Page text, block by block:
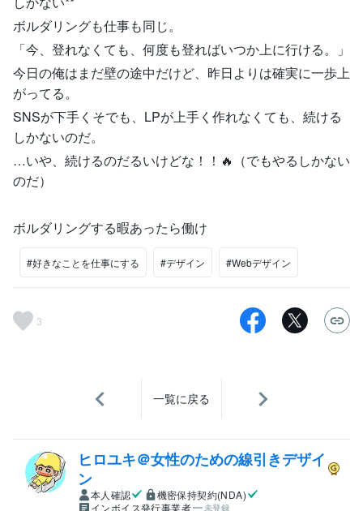
ボルダリングも仕事も同じ。
「今、登れなくても、何度も登ればいつか上に行ける。」
今日の俺はまだ壁の途中だけど、昨日よりは確実に一歩上
がってる。
SNSが下手くそでも、LPが上手く作れなくても、続ける
しかないのだ。
…いや、続けるのだるいけどな！！🔥（でもやるしかない
のだ）
ボルダリングする暇あったら働け
#好きなことを仕事にする #デザイン #Webデザイン
3
一覧に戻る
ヒロユキ＠女性のための線引きデザイ
ン
本人確認
機密保持契約(NDA)
インボイス発行事業者
未登録